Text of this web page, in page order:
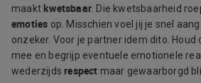
maakt kwetsbaar . Die kwetsbaarheid
emoties op. Misschien voel jij je snel
onzeker. Voor je partner idem dito. Houd
mee en begrijp eventuele emotionele
wederzijdsrespect maar gewaarborgd